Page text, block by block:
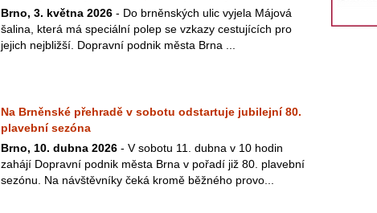
Brno, 3. května 2026 - Do brněnských ulic vyjela Májová
šalina, která má speciální polep se vzkazy cestujících pro
jejich nejbližší. Dopravní podnik města Brna ...
Na Brněnské přehradě v sobotu odstartuje jubilejní 80.
plavební sezóna
Brno, 10. dubna 2026 - V sobotu 11. dubna v 10 hodin
zahájí Dopravní podnik města Brna v pořadí již 80. plavební
sezónu. Na návštěvníky čeká kromě běžného provo...